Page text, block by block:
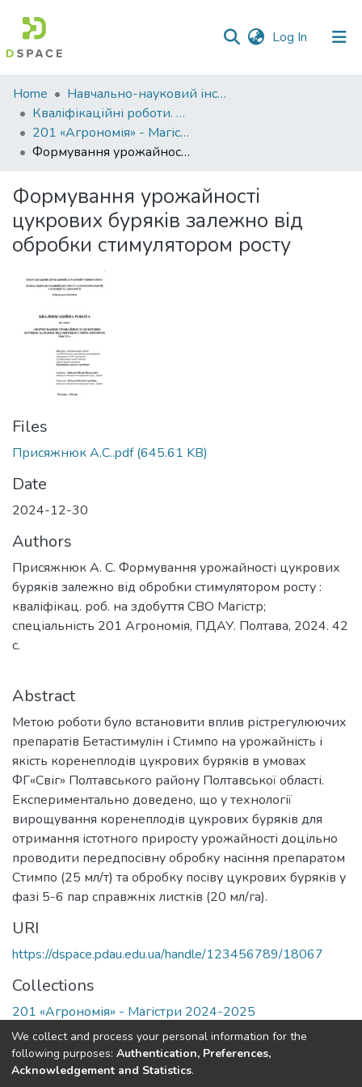
Log In (current)
Communities
&
Collections
All of DSpace
Statistics
Home
Навчально-науковий інститут агротехнологій, селекції та екології
Кваліфікаційні роботи. ННІ агротехнологій, селекції та екології
201 «Агрономія» - Магістри 2024-2025
Формування урожайності цукрових буряків залежно від обробки стимулятором росту
Формування урожайності
цукрових буряків залежно від
обробки стимулятором росту
Files
Присяжнюк А.С..pdf(645.61 KB)
Date
2024-12-30
Authors
Присяжнюк А. С. Формування урожайності цукрових
буряків залежно від обробки стимулятором росту :
кваліфікац. роб. на здобуття СВО Магістр;
спеціальність 201 Агрономія, ПДАУ. Полтава, 2024. 42
с.
Abstract
Метою роботи було встановити вплив рістрегулюючих
препаратів Бетастимулін і Стимпо на урожайність і
якість коренеплодів цукрових буряків в умовах
ФГ«Свіг» Полтавського району Полтавської області.
Експериментально доведено, що у технології
вирощування коренеплодів цукрових буряків для
отримання істотного приросту урожайності доцільно
проводити передпосівну обробку насіння препаратом
Стимпо (25 мл/т) та обробку посіву цукрових буряків у
фазі 5-6 пар справжніх листків (20 мл/га).
URI
https://dspace.pdau.edu.ua/handle/123456789/18067
Collections
201 «Агрономія» - Магістри 2024-2025
Full item page
We collect and process your personal information for the
following purposes: Authentication, Preferences,
Acknowledgement and Statistics.